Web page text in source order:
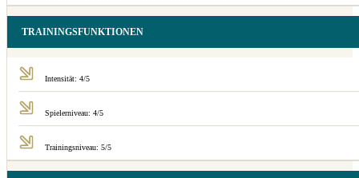
TRAININGSFUNKTIONEN
Intensität: 4/5
Spielerniveau: 4/5
Trainingsniveau: 5/5